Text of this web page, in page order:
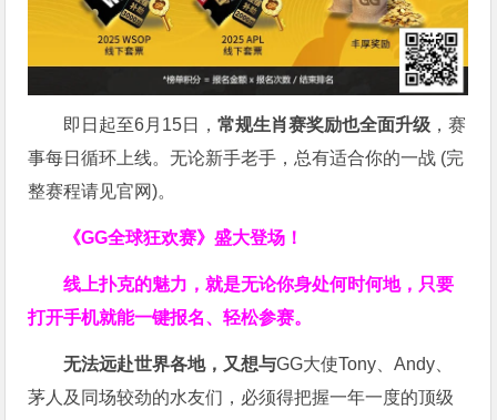
即日起至6月15日，常规生肖赛奖励也全面升级 ，赛
事每日循环上线。无论新手老手，总有适合你的一战 (完
整赛程请见官网)。
《GG全球狂欢赛》盛大登场！
线上扑克的魅力，就是无论你身处何时何地，只要
打开手机就能一键报名、轻松参赛。
无法远赴世界各地，又想与GG大使Tony、Andy、
茅人及同场较劲的水友们，必须得把握一年一度的顶级